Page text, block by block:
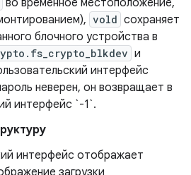
во временное местоположение,
vold сохраняет
блочного устройства в
и
интерфейс
неверен, он возвращает в
интерфейс `-1`.
интерфейс отображает
загрузки